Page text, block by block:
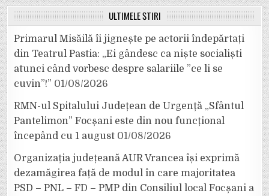
ULTIMELE ȘTIRI
Primarul Misăilă îi jignește pe actorii îndepărtați
din Teatrul Pastia: „Ei gândesc ca niște socialiști
atunci când vorbesc despre salariile ”ce li se
cuvin”!” 01/08/2026
RMN-ul Spitalului Județean de Urgență „Sfântul
Pantelimon” Focșani este din nou funcțional
începând cu 1 august 01/08/2026
Organizația județeană AUR Vrancea își exprimă
dezamăgirea față de modul în care majoritatea
PSD – PNL – FD – PMP din Consiliul local Focșani a